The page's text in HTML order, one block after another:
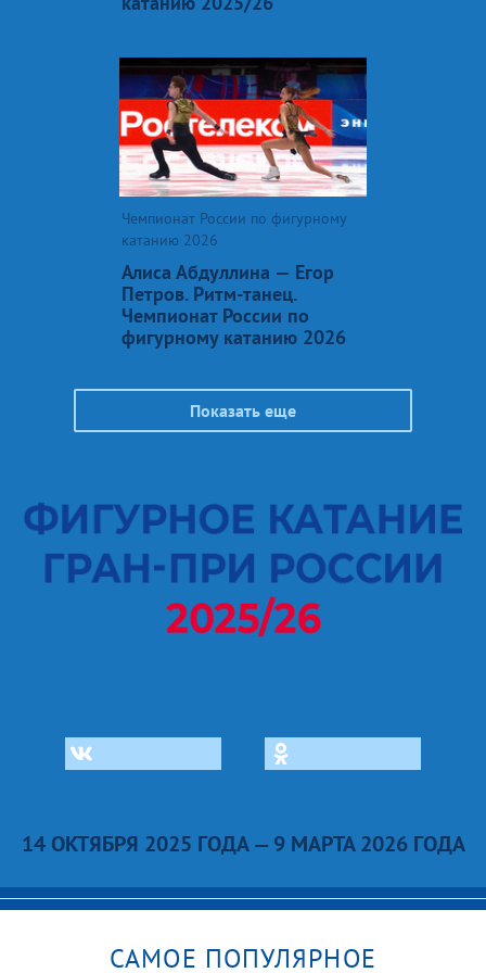
Чемпионат России по фигурному
катанию 2026
Алиса Абдуллина — Егор
Петров. Ритм-танец.
Чемпионат России по
фигурному катанию 2026
Показать еще
14 ОКТЯБРЯ 2025 ГОДА — 9 МАРТА 2026 ГОДА
САМОЕ ПОПУЛЯРНОЕ